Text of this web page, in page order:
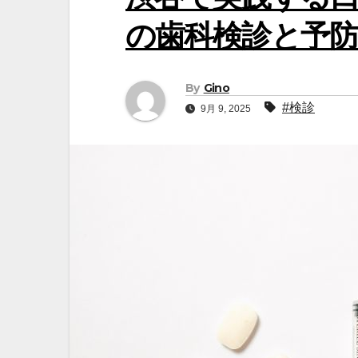
の歯科検診と予
By Gino
9月 9, 2025 #検診